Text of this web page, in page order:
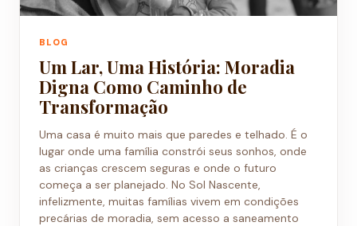
BLOG
Um Lar, Uma História: Moradia
Digna Como Caminho de
Transformação
Uma casa é muito mais que paredes e telhado. É o
lugar onde uma família constrói seus sonhos, onde
as crianças crescem seguras e onde o futuro
começa a ser planejado. No Sol Nascente,
infelizmente, muitas famílias vivem em condições
precárias de moradia, sem acesso a saneamento